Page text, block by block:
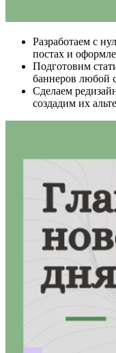
Разработаем с
постах и
Подготовим
баннеров любой
Сделаем
создадим их